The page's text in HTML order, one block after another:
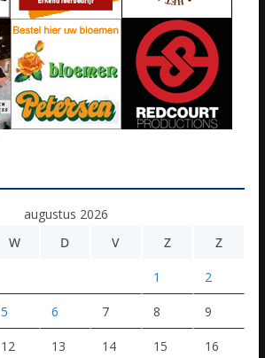
augustus 2026
W D V Z Z
1 2
5 6 7 8 9
12 13 14 15 16